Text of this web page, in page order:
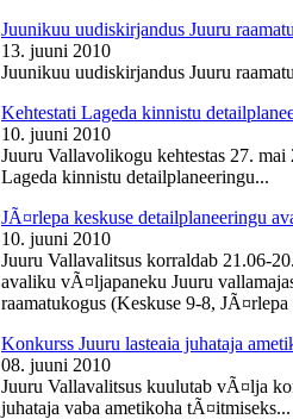
Juunikuu uudiskirjandus Juuru
13. juuni 2010
Juunikuu uudiskirjandus Juuru
Kehtestati Lageda kinnistu
10. juuni 2010
Juuru Vallavolikogu kehtestas 27.
Lageda kinnistu detailplaneeringu...
JÃ¤rlepa keskuse detailplaneeringu
10. juuni 2010
Juuru Vallavalitsus korraldab 21.06-
avaliku vÃ¤ljapaneku Juuru
raamatukogus (Keskuse 9-8,
Konkurss Juuru lasteaia juhataja
08. juuni 2010
Juuru Vallavalitsus kuulutab vÃ¤lja
juhataja vaba ametikoha tÃ¤itmiseks...